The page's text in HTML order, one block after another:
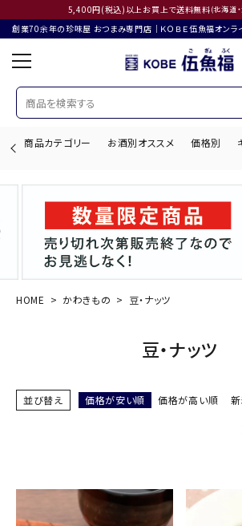
5,400円(税込)以上お買上で送料無料(北海道
創業70余年の珍味屋 おつまみ専門店│ＫＯＢＥ伍魚福オンラ
商品カテゴリー お酒別オススメ 価格別
search
ACCOUNT MENU
お酒別オススメ
お問い合わせ
HOME かわきもの 豆・ナッツ
豆・ナッツ
並び替え 価格が安い順 価格が高い順